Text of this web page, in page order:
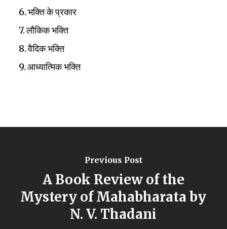
भक्ति के प्रकार
लौकिक भक्ति
वैदिक भक्ति
आध्यात्मिक भक्ति
Previous Post
A Book Review of the
Mystery of Mahabharata by
N. V. Thadani